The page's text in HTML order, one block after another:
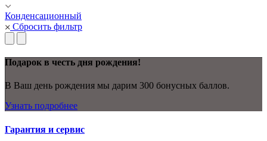
Конденсационный
Сбросить фильтр
Подарок в честь дня рождения!
В Ваш день рождения мы дарим 300 бонусных баллов.
Узнать подробнее
Гарантия и сервис